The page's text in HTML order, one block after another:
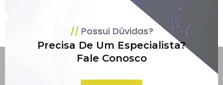
Possui Dúvidas?
Precisa De Um Especialista?
Fale Conosco